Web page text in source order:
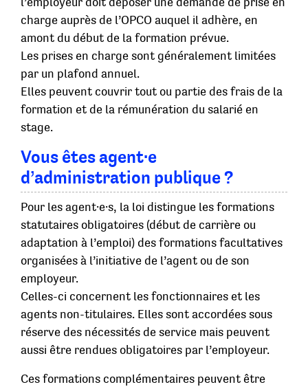
charge auprès de l’OPCO auquel il adhère, en
amont du début de la formation prévue.
Les prises en charge sont généralement limitées
par un plafond annuel.
Elles peuvent couvrir tout ou partie des frais de la
formation et de la rémunération du salarié en
stage.
Vous êtes agent·e
d’administration publique ?
Pour les agent·e·s, la loi distingue les formations
statutaires obligatoires (début de carrière ou
adaptation à l’emploi) des formations facultatives
organisées à l’initiative de l’agent ou de son
employeur.
Celles-ci concernent les fonctionnaires et les
agents non-titulaires. Elles sont accordées sous
réserve des nécessités de service mais peuvent
aussi être rendues obligatoires par l’employeur.
Ces formations complémentaires peuvent être